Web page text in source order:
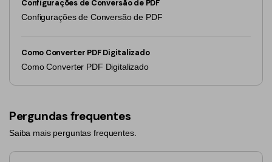
Configurações de Conversão de PDF
Configurações de Conversão de PDF
Como Converter PDF Digitalizado
Como Converter PDF Digitalizado
Pergundas frequentes
Saiba mais perguntas frequentes.